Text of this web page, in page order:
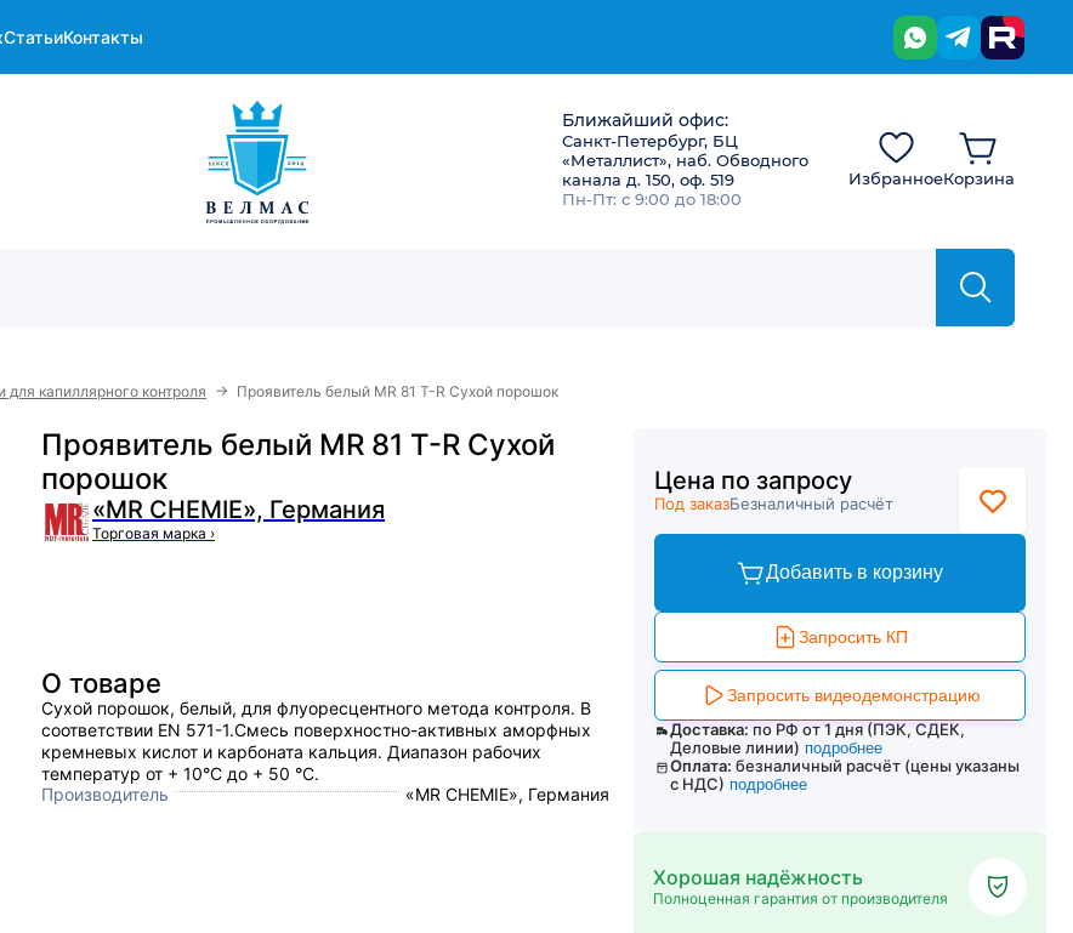
СтатьиКонтакты
Ближайший офис:
Санкт-Петербург, БЦ
«Металлист», наб. Обводного
канала д. 150, оф. 519
Пн-Пт: с 9:00 до 18:00
ИзбранноеКорзина
для капиллярного контроля → Проявитель белый MR 81 T-R Сухой порошок
Проявитель белый MR 81 T-R Сухой
порошок
«MR CHEMIE», Германия
Торговая марка ›
О товаре
Сухой порошок, белый, для флуоресцентного метода контроля. В
соответствии EN 571-1.Смесь поверхностно-активных аморфных
кремневых кислот и карбоната кальция. Диапазон рабочих
температур от + 10°C до + 50 °C.
Производитель
«MR CHEMIE», Германия
Цена по запросу
Под заказБезналичный расчёт
Добавить в корзину
Запросить КП
Запросить видеодемонстрацию
Доставка: по РФ от 1 дня (ПЭК, СДЕК,
Деловые линии) подробнее
Оплата: безналичный расчёт (цены указаны
с НДС) подробнее
Хорошая надёжность
Полноценная гарантия от производителя